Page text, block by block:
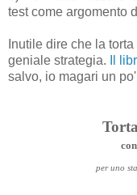
test come argomento
Inutile dire che la
geniale strategia.
Il
salvo, io magari un
per uno